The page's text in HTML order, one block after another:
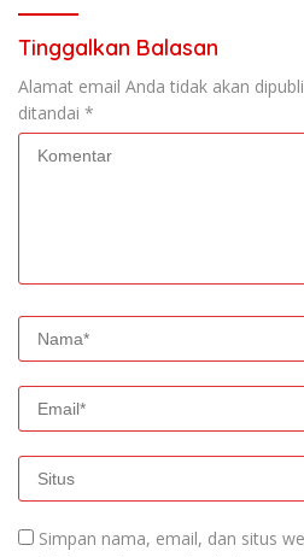
Tinggalkan Balasan
Alamat email Anda tidak akan
ditandai *
Simpan nama, email, dan situs